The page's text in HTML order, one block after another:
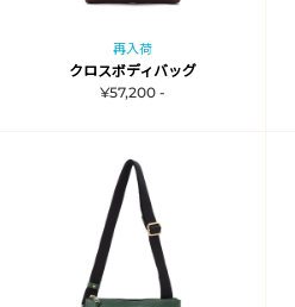
再入荷
クロスボディバッグ
¥57,200 -